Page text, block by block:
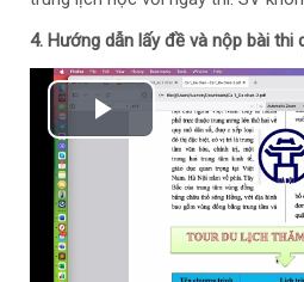
4. Hướng dẫn lấy đề và nộp bài thi
Phát
Video